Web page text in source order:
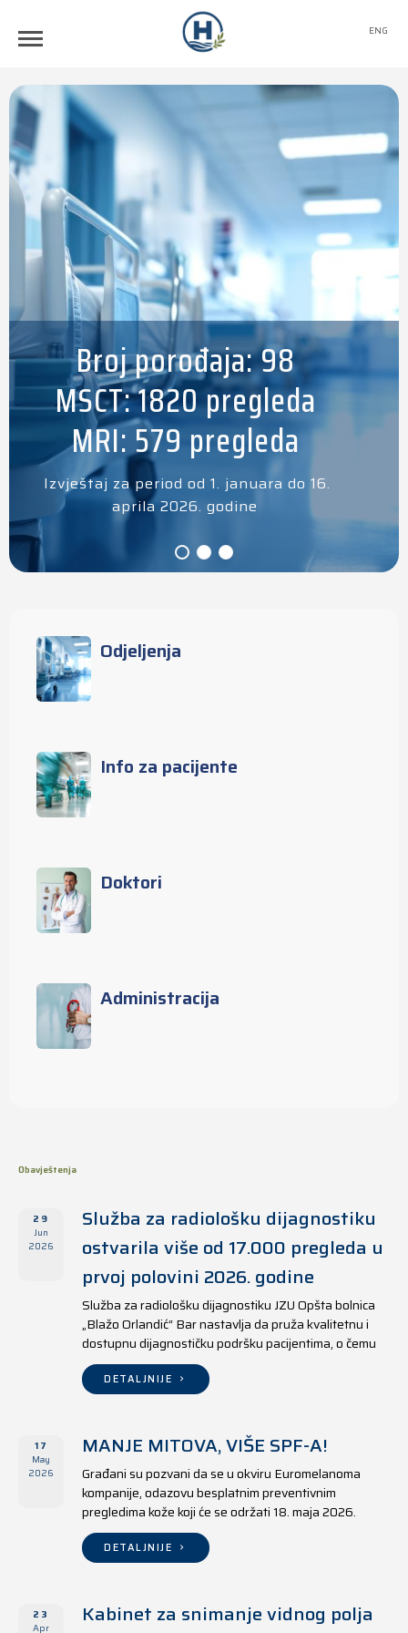
ENG
Broj porođaja: 98
MSCT: 1820 pregleda
MRI: 579 pregleda
Izvještaj za period od 1. januara do 16.
aprila 2026. godine
Odjeljenja
Info za pacijente
Doktori
Administracija
Obavještenja
29
Jun
2026
Služba za radiološku dijagnostiku
ostvarila više od 17.000 pregleda u
prvoj polovini 2026. godine
Služba za radiološku dijagnostiku JZU Opšta bolnica
„Blažo Orlandić“ Bar nastavlja da pruža kvalitetnu i
dostupnu dijagnostičku podršku pacijentima, o čemu
svjedoče i rezultati ostvareni u periodu od 1. januara
do 17. juna 2026. godine.
DETALJNIJE
17
May
2026
MANJE MITOVA, VIŠE SPF-A!
Građani su pozvani da se u okviru Euromelanoma
kompanije, odazovu besplatnim preventivnim
pregledima kože koji će se održati 18. maja 2026.
godine u jedanaest opština širom Crne Gore, kako u
državnim tako i u privatnim zdravstvenim ustanovama.
DETALJNIJE
23
Apr
Kabinet za snimanje vidnog polja